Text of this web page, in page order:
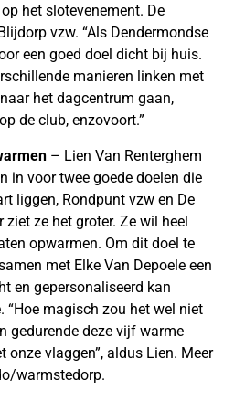
het slotevenement. De
vzw. “Als Dendermondse
een goed doel dicht bij huis.
manieren linken met
het dagcentrum gaan,
de club, enzovoort.”
– Lien Van Renterghem
in voor twee goede doelen die
liggen, Rondpunt vzw en De
ze het groter. Ze wil heel
opwarmen. Om dit doel te
met Elke Van Depoele een
en gepersonaliseerd kan
“Hoe magisch zou het wel niet
gedurende deze vijf warme
onze vlaggen”, aldus Lien. Meer
warmstedorp.